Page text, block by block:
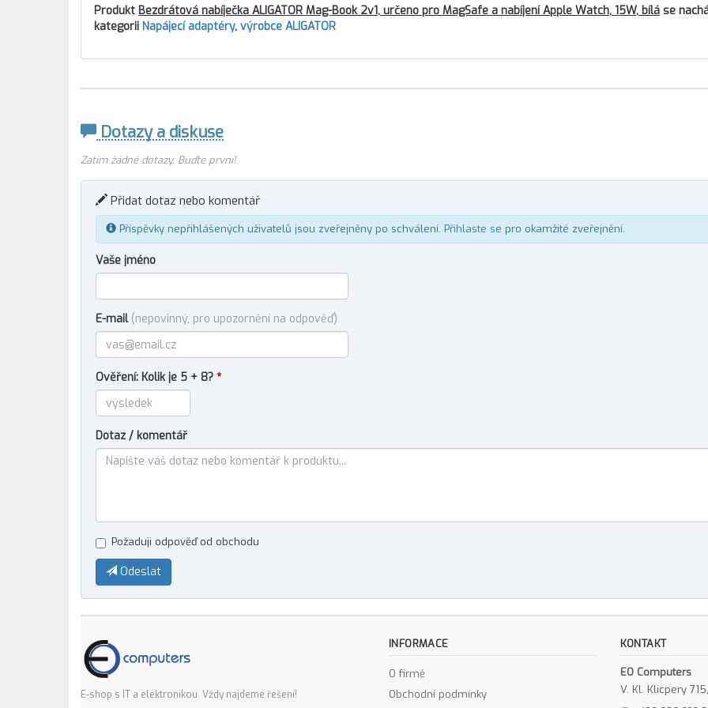
Produkt Bezdrátová nabíječka ALIGATOR Mag-Book 2v1, určeno pro MagSafe a nabíjení Apple Watch, 15W, bílá se
kategorii Napájecí adaptéry, výrobce ALIGATOR
Dotazy a diskuse
Zatím žádné dotazy. Buďte první!
Přidat dotaz nebo komentář
Příspěvky nepřihlášených uživatelů jsou zveřejněny po schválení. Přihlaste se pro okamžité zveřejnění.
Vaše jméno
E-mail (nepovinný, pro upozornění na odpověď)
Ověření: Kolik je 5 + 8? *
Dotaz / komentář
Požaduji odpověď od obchodu
Odeslat
E-shop s IT a elektronikou. Vždy najdeme řešení!
INFORMACE
O firmě
Obchodní podmínky
KONTAKT
EO Computers
V. Kl. Klicpery